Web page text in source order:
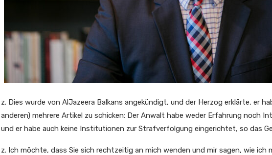
z. Dies wurde von AlJazeera Balkans angekündigt, und der Herzog erklärte, er
anderen) mehrere Artikel zu schicken: Der Anwalt habe weder Erfahrung noch
und er habe auch keine Institutionen zur Strafverfolgung eingerichtet, so das
z. Ich möchte, dass Sie sich rechtzeitig an mich wenden und mir sagen, wie ich